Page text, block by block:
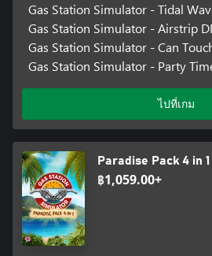
Gas Station Simulator - Tidal
Gas Station Simulator - Airstrip
Gas Station Simulator - Can
Gas Station Simulator - Party
ไปที่เกม
Paradise Pack 4 in 1
฿1,059.00+